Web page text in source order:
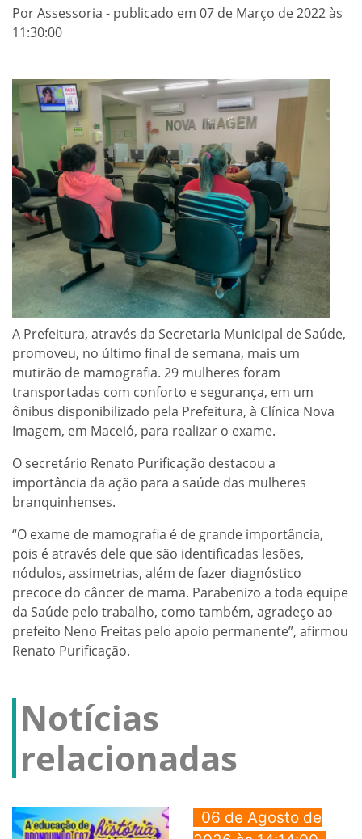
Por Assessoria - publicado em 07 de Março de 2022 às
11:30:00
A Prefeitura, através da Secretaria Municipal de Saúde,
promoveu, no último final de semana, mais um
mutirão de mamografia. 29 mulheres foram
transportadas com conforto e segurança, em um
ônibus disponibilizado pela Prefeitura, à Clínica Nova
Imagem, em Maceió, para realizar o exame.
O secretário Renato Purificação destacou a
importância da ação para a saúde das mulheres
branquinhenses.
“O exame de mamografia é de grande importância,
pois é através dele que são identificadas lesões,
nódulos, assimetrias, além de fazer diagnóstico
precoce do câncer de mama. Parabenizo a toda equipe
da Saúde pelo trabalho, como também, agradeço ao
prefeito Neno Freitas pelo apoio permanente”, afirmou
Renato Purificação.
Notícias
relacionadas
06 de Agosto de